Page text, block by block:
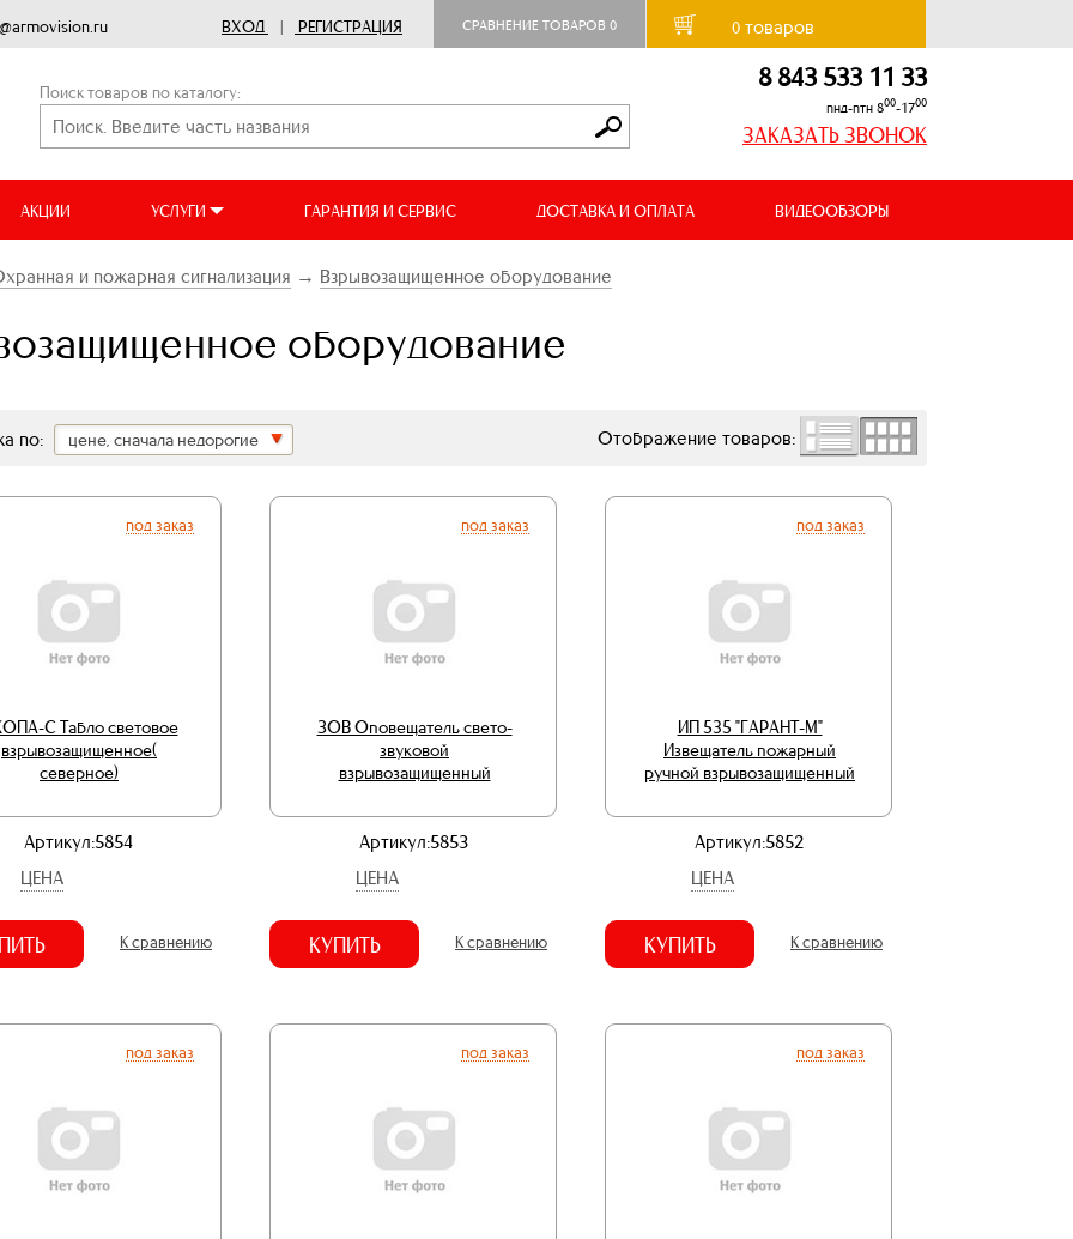
ВХОД | РЕГИСТРАЦИЯ СРАВНЕНИЕ ТОВАРОВ 0 0товаров
Поиск товаров по каталогу: 8 843 533 11 33
пнд-птн 800-1700
ЗАКАЗАТЬ ЗВОНОК
АКЦИИ УСЛУГИ ГАРАНТИЯ И СЕРВИС ДОСТАВКА И ОПЛАТА ВИДЕООБЗОРЫ
и пожарная сигнализация → Взрывозащищенное оборудование
оборудование
Отображение товаров:
по: цене, сначала недорогие
под заказ
С Табло световое
взрывозащищенное(
северное)
Артикул:5854
ЦЕНА
К сравнению
под заказ
ЗОВ Оповещатель свето-
звуковой
взрывозащищенный
Артикул:5853
ЦЕНА
КУПИТЬ К сравнению
под заказ
ИП 535 "ГАРАНТ-М"
Извещатель пожарный
ручной взрывозащищенный
Артикул:5852
ЦЕНА
КУПИТЬ К сравнению
под заказ под заказ под заказ